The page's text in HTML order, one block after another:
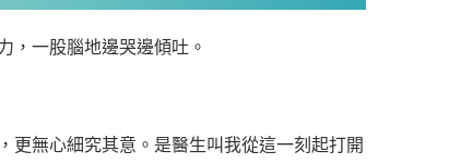
，一股腦地邊哭邊傾吐。
更無心細究其意。是醫生叫我從這一刻起打開